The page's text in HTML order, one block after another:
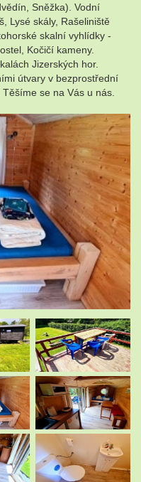
Sněžka). Vodní
Lysé skály, Rašeliniště
skalní vyhlídky -
Kočičí kameny.
Jizerských hor.
útvary v bezprostřední
se na Vás u nás.